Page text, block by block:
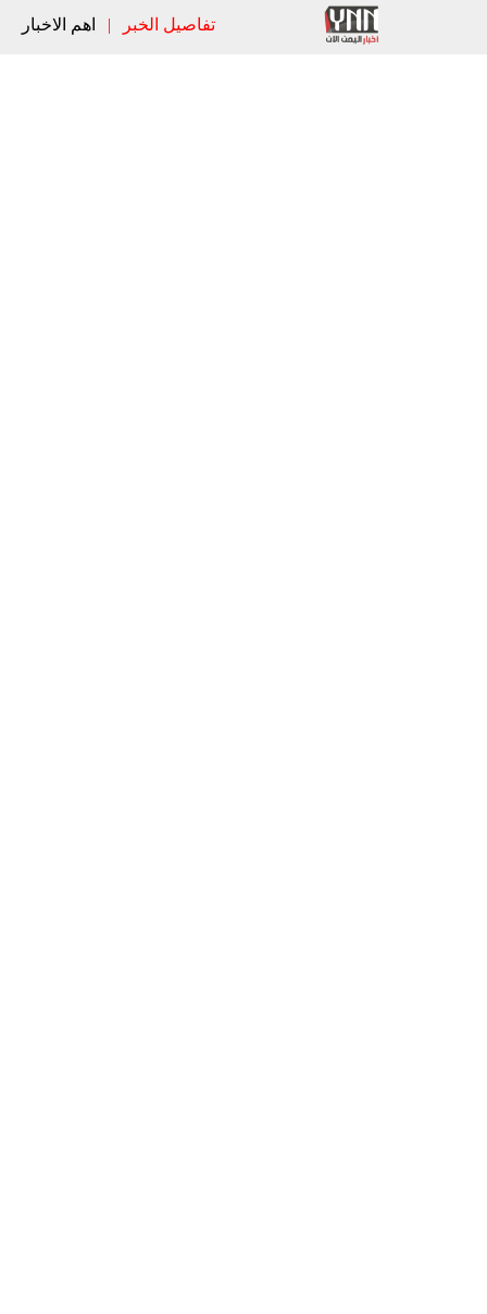
تفاصيل الخبر | اهم الاخبار